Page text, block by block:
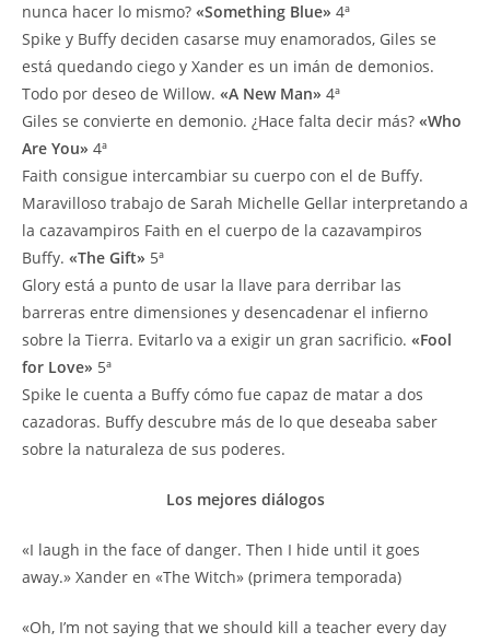
nunca hacer lo mismo? «Something Blue» 4ª
Spike y Buffy deciden casarse muy enamorados, Giles se
está quedando ciego y Xander es un imán de demonios.
Todo por deseo de Willow. «A New Man» 4ª
Giles se convierte en demonio. ¿Hace falta decir más? «Who
Are You» 4ª
Faith consigue intercambiar su cuerpo con el de Buffy.
Maravilloso trabajo de Sarah Michelle Gellar interpretando a
la cazavampiros Faith en el cuerpo de la cazavampiros
Buffy. «The Gift» 5ª
Glory está a punto de usar la llave para derribar las
barreras entre dimensiones y desencadenar el infierno
sobre la Tierra. Evitarlo va a exigir un gran sacrificio. «Fool
for Love» 5ª
Spike le cuenta a Buffy cómo fue capaz de matar a dos
cazadoras. Buffy descubre más de lo que deseaba saber
sobre la naturaleza de sus poderes.
Los mejores diálogos
«I laugh in the face of danger. Then I hide until it goes
away.» Xander en «The Witch» (primera temporada)
«Oh, I’m not saying that we should kill a teacher every day